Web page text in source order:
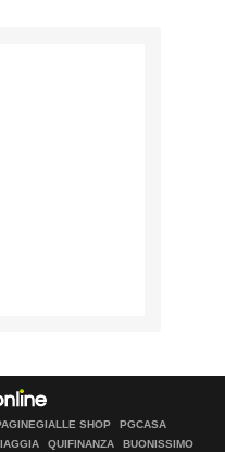
SHOP
PGCASA
QUIFINANZA BUONISSIMO